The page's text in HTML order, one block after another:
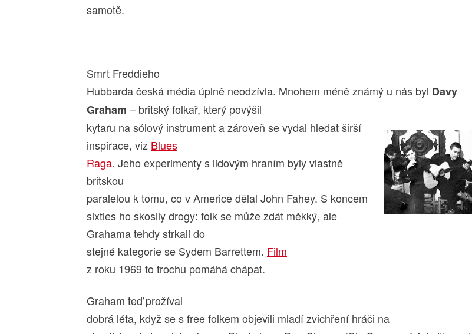
samotě.
Smrt Freddieho
Hubbarda česká média úplně neodzívla. Mnohem méně známý u nás byl Davy
Graham – britský folkař, který povýšil
kytaru na sólový instrument azároveň se vydal hledat širší
inspirace, viz Blues
Raga. Jeho experimenty s lidovým hraním byly vlastně
britskou
paralelou k tomu, co v Americe dělal John Fahey. S koncem
sixties ho skosily drogy: folk se může zdát měkký, ale
Grahama tehdy strkali do
stejné kategorie se Sydem Barrettem. Film
z roku 1969 to trochu pomáhá chápat.
Graham teď prožíval
dobrá léta, když se s free folkem objevili mladí zvichření hráči na